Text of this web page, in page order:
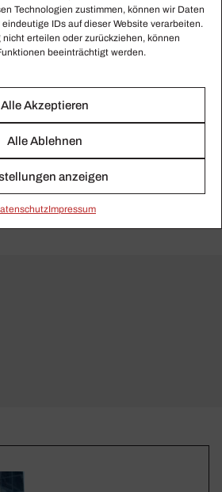
Technologien zustimmen, können wir Daten
IDs auf dieser Website verarbeiten.
erteilen oder zurückziehen, können
beeinträchtigt werden.
Alle Akzeptieren
Alle Ablehnen
anzeigen
Impressum
Peter Petersen | Hans
Werner Henze. Ein Hand­
Kritik)
Jetzt bestellen